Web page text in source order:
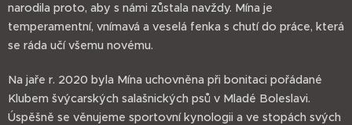
narodila proto, aby s námi zůstala navždy. Mína je
temperamentní, vnímavá a veselá fenka s chutí do práce, která
se ráda učí všemu novému.
Na jaře r. 2020 byla Mína uchovněna při bonitaci pořádané
Klubem švýcarských salašnických psů v Mladé Boleslavi.
Úspěšně se věnujeme sportovní kynologii a ve stopách svých